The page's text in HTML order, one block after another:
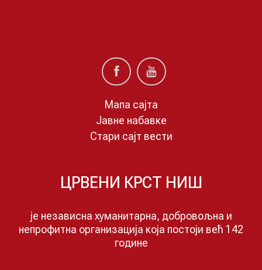
Мапа сајта
Јавне набавке
Стари сајт вести
ЦРВЕНИ КРСТ НИШ
је независна хуманитарна, добровољна и
непрофитна организација која постоји већ 142
годинe